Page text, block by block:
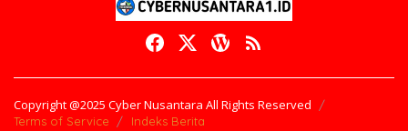
Copyright @2025 Cyber Nusantara All Rights Reserved
Terms of Service Indeks Berita